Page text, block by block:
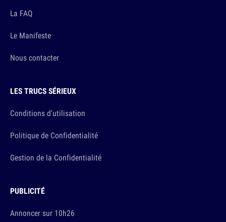
La FAQ
Le Manifeste
Nous contacter
LES TRUCS SÉRIEUX
Conditions d'utilisation
Politique de Confidentialité
Gestion de la Confidentialité
PUBLICITÉ
Annoncer sur 10h26